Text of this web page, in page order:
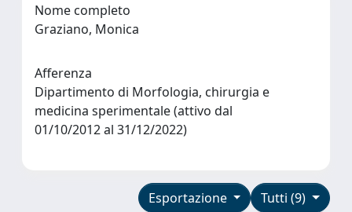
Nome completo
Graziano, Monica
Afferenza
Dipartimento di Morfologia, chirurgia e
medicina sperimentale (attivo dal
01/10/2012 al 31/12/2022)
Tutti (9)
Esportazione